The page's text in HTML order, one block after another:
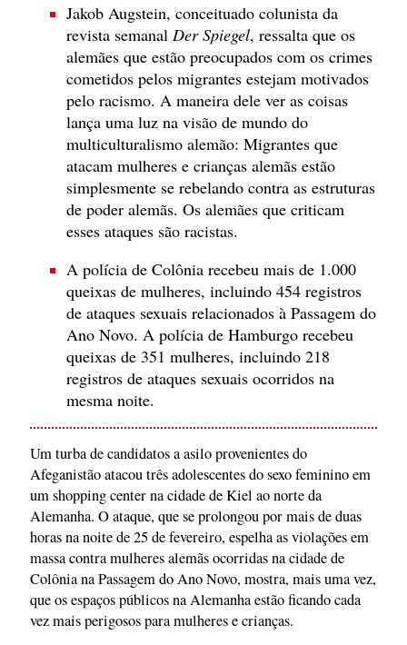
Jakob Augstein, conceituado colunista da
revista semanal Der Spiegel, ressalta que os
alemães que estão preocupados com os crimes
cometidos pelos migrantes estejam motivados
pelo racismo. A maneira dele ver as coisas
lança uma luz na visão de mundo do
multiculturalismo alemão: Migrantes que
atacam mulheres e crianças alemãs estão
simplesmente se rebelando contra as estruturas
de poder alemãs. Os alemães que criticam
esses ataques são racistas.
A polícia de Colônia recebeu mais de 1.000
queixas de mulheres, incluindo 454 registros
de ataques sexuais relacionados à Passagem do
Ano Novo. A polícia de Hamburgo recebeu
queixas de 351 mulheres, incluindo 218
registros de ataques sexuais ocorridos na
mesma noite.
Um turba de candidatos a asilo provenientes do
Afeganistão atacou três adolescentes do sexo feminino em
um shopping center na cidade de Kiel ao norte da
Alemanha. O ataque, que se prolongou por mais de duas
horas na noite de 25 de fevereiro, espelha as violações em
massa contra mulheres alemãs ocorridas na cidade de
Colônia na Passagem do Ano Novo, mostra, mais uma vez,
que os espaços públicos na Alemanha estão ficando cada
vez mais perigosos para mulheres e crianças.